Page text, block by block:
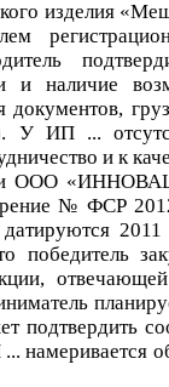
го изделия
и наличие
документов,
. У ИП ...
и к
ООО
е № ФСР
победитель
отвечающей
... намеривается